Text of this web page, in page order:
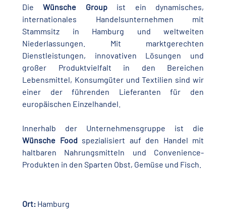
DieWünsche Groupist ein dynamisches,
internationales Handelsunternehmen mit
Stammsitz in Hamburg und weltweiten
Niederlassungen. Mit marktgerechten
Dienstleistungen, innovativen Lösungen und
großer Produktvielfalt in den Bereichen
Lebensmittel, Konsumgüter und Textilien sind wir
einer der führenden Lieferanten für den
europäischen Einzelhandel.
Innerhalb der Unternehmensgruppe ist die
Wünsche Food spezialisiert auf den Handel mit
haltbaren Nahrungsmitteln und Convenience-
Produkten in den Sparten Obst, Gemüse und Fisch.
Ort: Hamburg